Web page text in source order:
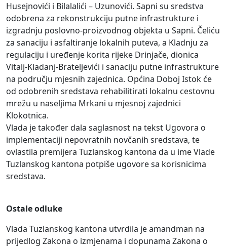
Husejnovići i Bilalalići – Uzunovići. Sapni su sredstva
odobrena za rekonstrukciju putne infrastrukture i
izgradnju poslovno-proizvodnog objekta u Sapni. Čeliću
za sanaciju i asfaltiranje lokalnih puteva, a Kladnju za
regulaciju i uređenje korita rijeke Drinjače, dionica
Vitalj-Kladanj-Brateljevići i sanaciju putne infrastrukture
na području mjesnih zajednica. Općina Doboj Istok će
od odobrenih sredstava rehabilitirati lokalnu cestovnu
mrežu u naseljima Mrkani u mjesnoj zajednici
Klokotnica.
Vlada je također dala saglasnost na tekst Ugovora o
implementaciji nepovratnih novčanih sredstava, te
ovlastila premijera Tuzlanskog kantona da u ime Vlade
Tuzlanskog kantona potpiše ugovore sa korisnicima
sredstava.
Ostale odluke
Vlada Tuzlanskog kantona utvrdila je amandman na
prijedlog Zakona o izmjenama i dopunama Zakona o